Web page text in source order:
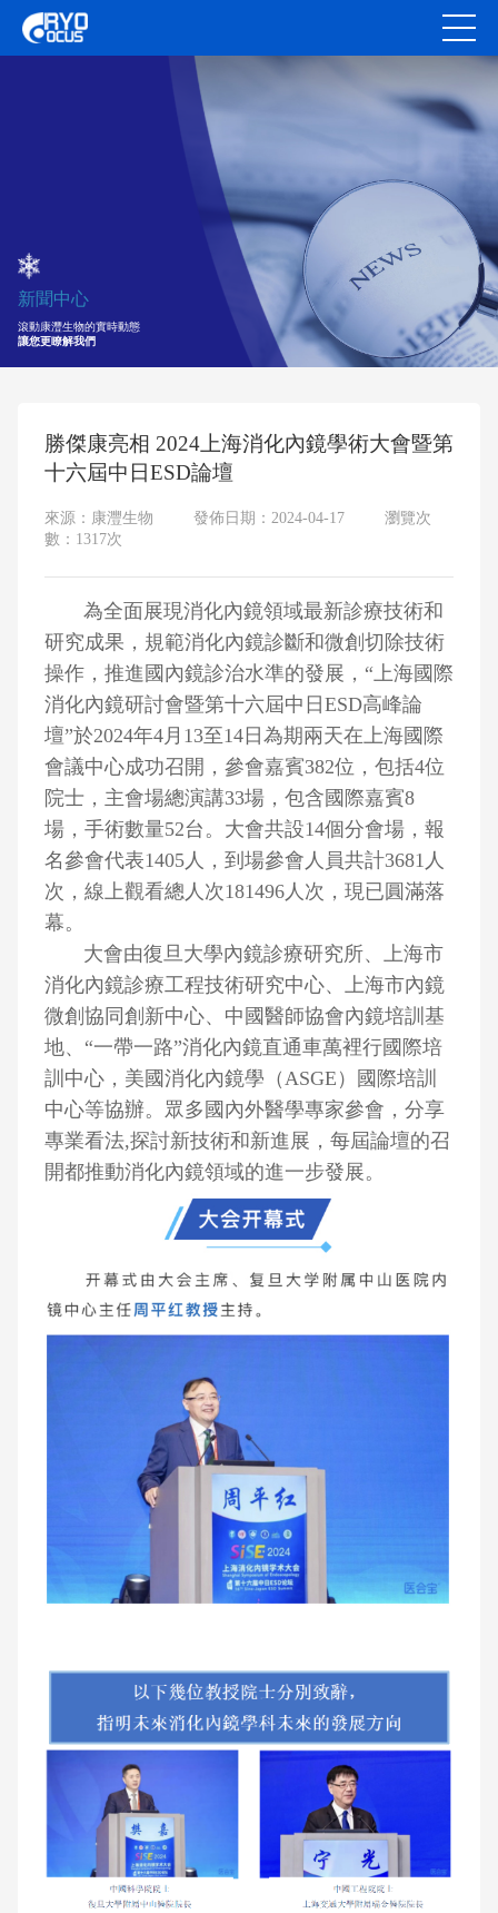
新聞中心
滾動康灃生物的實時動態
讓您更瞭解我們
勝傑康亮相 2024上海消化內鏡學術大會暨第
十六屆中日ESD論壇
來源：康灃生物 發佈日期：2024-04-17
瀏覽次
數：1317次
為全面展現消化內鏡領域最新診療技術和
研究成果，規範消化內鏡診斷和微創切除技術
操作，推進國內鏡診治水準的發展，“上海國際
消化內鏡研討會暨第十六屆中日ESD高峰論
壇”於2024年4月13至14日為期兩天在上海國際
會議中心成功召開，參會嘉賓382位，包括4位
院士，主會場總演講33場，包含國際嘉賓8
場，手術數量52台。大會共設14個分會場，報
名參會代表1405人，到場參會人員共計3681人
次，線上觀看總人次181496人次，現已圓滿落
幕。
大會由復旦大學內鏡診療研究所、上海市
消化內鏡診療工程技術研究中心、上海市內鏡
微創協同創新中心、中國醫師協會內鏡培訓基
地、“一帶一路”消化內鏡直通車萬裡行國際培
訓中心，美國消化內鏡學（ASGE）國際培訓
中心等協辦。眾多國內外醫學專家參會，分享
專業看法,探討新技術和新進展，每屆論壇的召
開都推動消化內鏡領域的進一步發展。